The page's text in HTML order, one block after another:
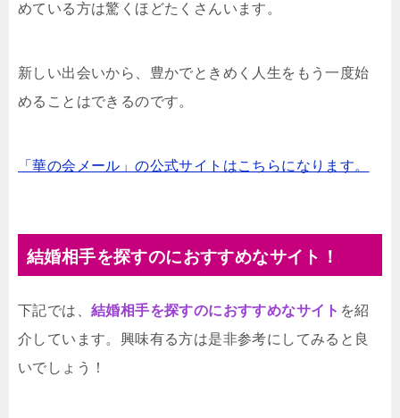
めている方は驚くほどたくさんいます。
新しい出会いから、豊かでときめく人生をもう一度始
めることはできるのです。
「華の会メール」の公式サイトはこちらになります。
結婚相手を探すのにおすすめなサイト！
下記では、 結婚相手を探すのにおすすめなサイト を紹
介しています。興味有る方は是非参考にしてみると良
いでしょう！